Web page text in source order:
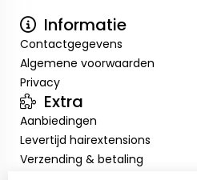
Informatie
Contactgegevens
Algemene voorwaarden
Privacy
Extra
Aanbiedingen
Levertijd hairextensions
Verzending & betaling